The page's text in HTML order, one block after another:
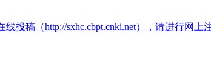
投稿（http://sxhc.cbpt.cnki.net），请进行网